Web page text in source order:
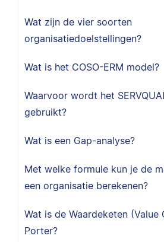
Wat zijn de vier soorten
organisatiedoelstellingen?
Wat is het COSO-ERM model?
Waarvoor wordt het
gebruikt?
Wat is een Gap-analyse?
Met welke formule kun je de
een organisatie berekenen?
Wat is de Waardeketen (Value
Porter?